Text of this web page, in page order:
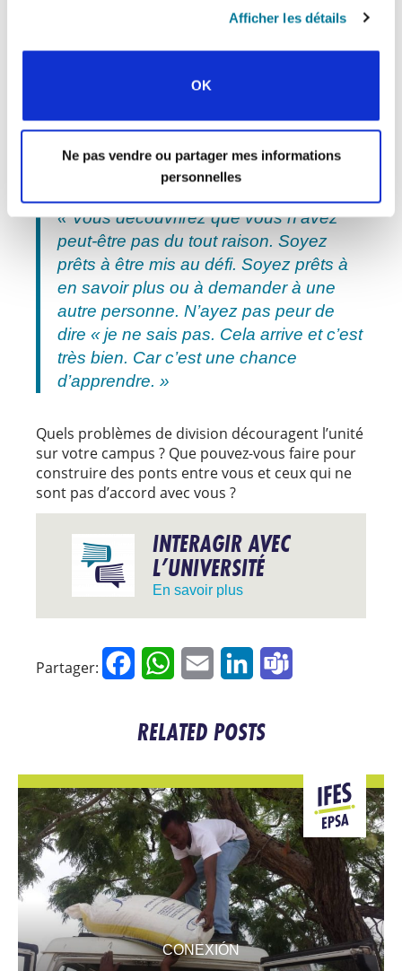
Afficher les détails
OK
Ne pas vendre ou partager mes informations
personnelles
aimer ceux qui sont différents. Les
aimer comme une personne à part
partagent notre foi. »
participer intelligemment, Andrea dit toujours
aux étudiants d’être prêts à grandir.
« Vous découvrirez que vous n’avez
peut-être pas du tout raison. Soyez
prêts à être mis au défi. Soyez prêts à
en savoir plus ou à demander à une
autre personne. N’ayez pas peur de
dire « je ne sais pas. Cela arrive et c’est
très bien. Car c’est une chance
d’apprendre. »
Quels problèmes de division découragent l’unité
sur votre campus ? Que pouvez-vous faire pour
construire des ponts entre vous et ceux qui ne
sont pas d’accord avec vous ?
INTERAGIR AVEC
L’UNIVERSITÉ
En savoir plus
Partager: FacebookWhatsApp
Email LinkedIn
RELATED POSTS
CONEXIÓN